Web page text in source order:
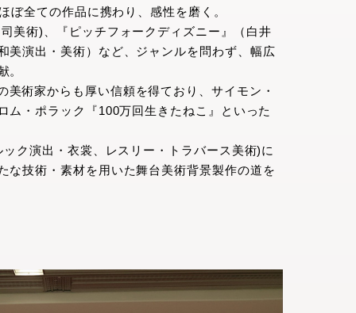
全ての作品に携わり、感性を磨く。
美術)、『ピッチフォークディズニー』（白井
美演出・美術）など、ジャンルを問わず、幅広
。
術家からも厚い信頼を得ており、サイモン・
ム・ポラック『100万回生きたねこ』といった
ク演出・衣裳、レスリー・トラバース美術)に
な技術・素材を用いた舞台美術背景製作の道を